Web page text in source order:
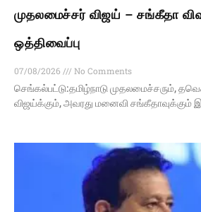
முதலமைச்சர் விஜய் – சங்கீதா
ஒத்திவைப்பு
07/08/2026
No Comments
செங்கல்பட்டு:தமிழ்நாடு முதலமைச்சரும்,
விஜய்க்கும், அவரது மனைவி சங்கீதாவுக்கும்